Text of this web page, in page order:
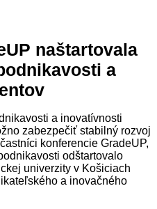
naštartovala
a
a inovatívnosti
zabezpečiť stabilný rozvoj
konferencie GradeUP,
odštartovalo
univerzity v Košiciach
a inovačného